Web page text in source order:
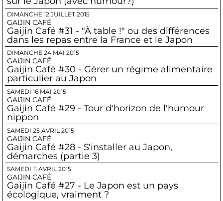
DIMANCHE 12 JUILLET 2015
GAIJIN CAFÉ
Gaijin Café #31 - "À table !" ou des différences
dans les repas entre la France et le Japon
DIMANCHE 24 MAI 2015
GAIJIN CAFÉ
Gaijin Café #30 - Gérer un régime alimentaire
particulier au Japon
SAMEDI 16 MAI 2015
GAIJIN CAFÉ
Gaijin Café #29 - Tour d'horizon de l'humour
nippon
SAMEDI 25 AVRIL 2015
GAIJIN CAFÉ
Gaijin Café #28 - S'installer au Japon,
démarches (partie 3)
SAMEDI 11 AVRIL 2015
GAIJIN CAFÉ
Gaijin Café #27 - Le Japon est un pays
écologique, vraiment ?